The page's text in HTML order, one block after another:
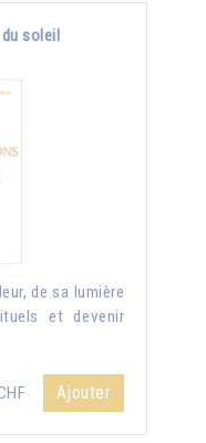
soleil
de sa lumière
et devenir
Ajouter